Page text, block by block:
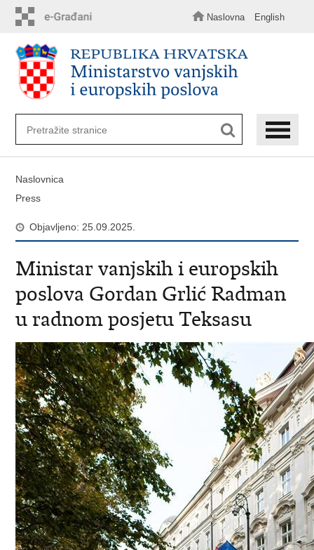
sadržaj
Naslovna English
Naslovnica
Press
Objavljeno: 25.09.2025.
Ministar vanjskih i europskih
poslova Gordan Grlić Radman
u radnom posjetu Teksasu